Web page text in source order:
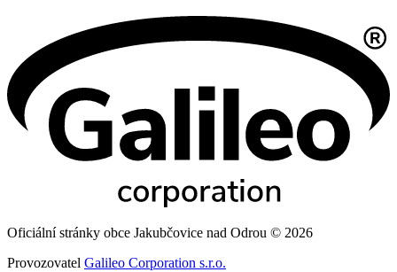
Oficiální stránky obce Jakubčovice nad Odrou © 2026
Provozovatel Galileo Corporation s.r.o.